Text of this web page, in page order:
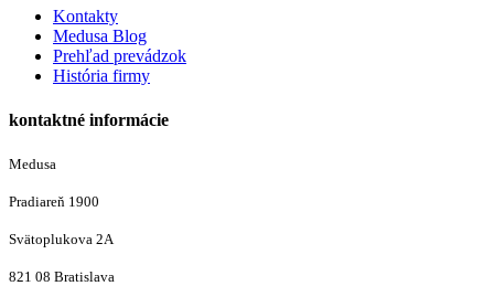
Kontakty
Medusa Blog
Prehľad prevádzok
História firmy
kontaktné informácie
Medusa
Pradiareň 1900
Svätoplukova 2A
821 08 Bratislava